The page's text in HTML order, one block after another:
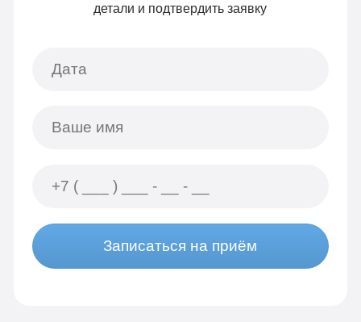
детали и подтвердить заявку
Записаться на приём